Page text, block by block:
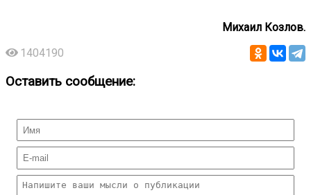
Михаил Козлов.
1404190
Оставить сообщение: